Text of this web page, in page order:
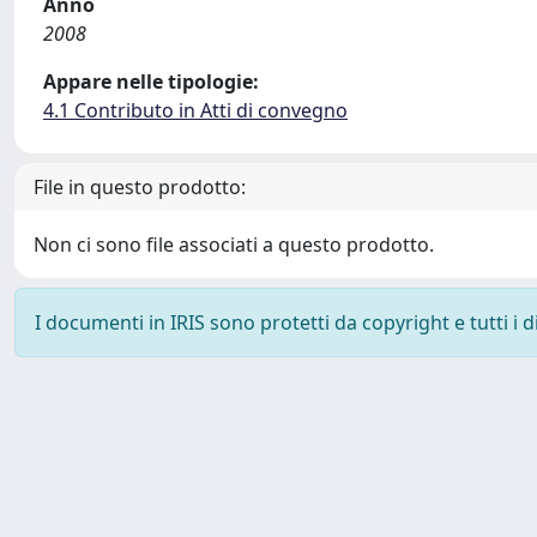
2008
Appare nelle tipologie:
4.1 Contributo in Atti di convegno
File in questo prodotto:
Non ci sono file associati a questo prodotto.
I documenti in IRIS sono protetti da copyright e tutti i